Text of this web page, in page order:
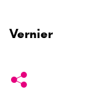
Vernier